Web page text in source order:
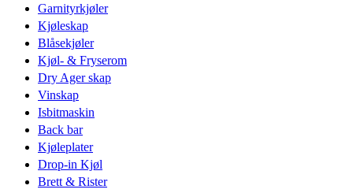
Garnityrkjøler
Kjøleskap
Blåsekjøler
Kjøl- & Fryserom
Dry Ager skap
Vinskap
Isbitmaskin
Back bar
Kjøleplater
Drop-in Kjøl
Brett & Rister